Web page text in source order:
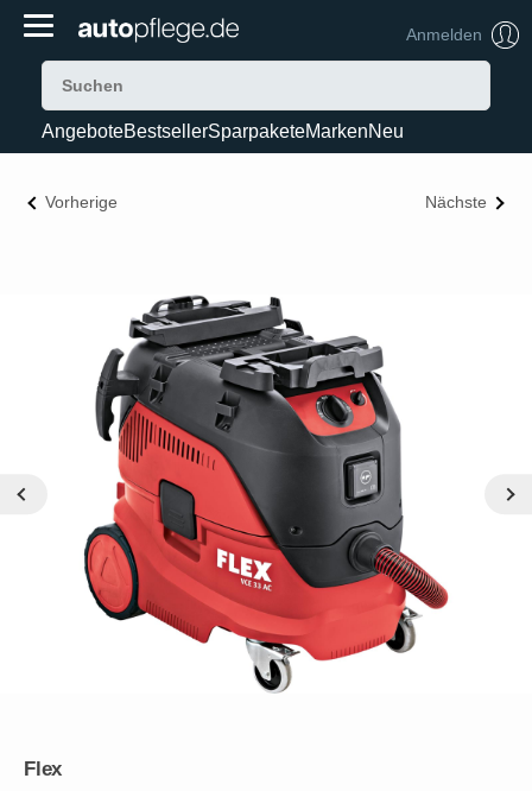
Anmelden
AngeboteBestsellerSparpaketeMarkenNeu
Vorherige Nächste
Flex